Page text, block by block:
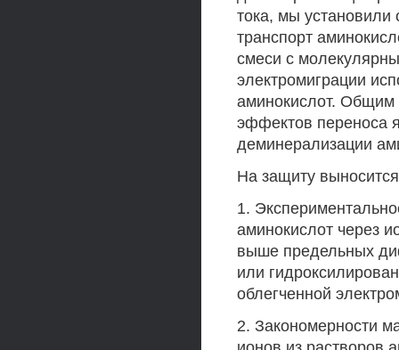
тока, мы установили
транспорт
смеси с
электромиграции
аминокислот. Общим
эффектов переноса
деминерализации
На защиту
1.
аминокислот через
выше предельных
или
облегченной
2. Закономерности